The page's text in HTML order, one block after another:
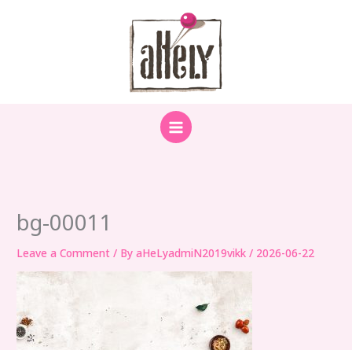
bg-00011
Leave a Comment / ByaHeLyadmiN2019vikk/ 2026-06-22